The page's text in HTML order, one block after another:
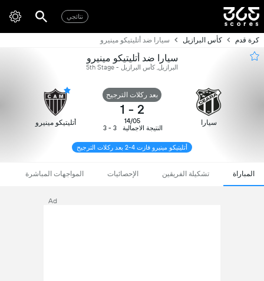
نتائجي
كرة قدم كأس البرازيل سيارا ضد أتليتيكو مينيرو
سيارا ضد أتليتيكو مينيرو
البرازيل, كأس البرازيل - 5th Stage
سيارا
بعد ركلات الترجيح
2
-
1
14/05
النتيجة الاجمالية
3 - 3
أتليتيكو مينيرو
أتليتيكو مينيرو فازت 4-2 بعد ركلات الترجيح
المباراة تشكيلة الفريقين الإحصائيات المواجهات المباشرة
Ad